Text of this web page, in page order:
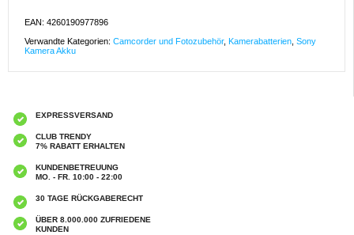
EAN: 4260190977896
Verwandte Kategorien: Camcorder und Fotozubehör, Kamerabatterien Sony
Kamera Akku
EXPRESSVERSAND
CLUB TRENDY
7% RABATT ERHALTEN
KUNDENBETREUUNG
MO. - FR. 10:00 - 22:00
30 TAGE RÜCKGABERECHT
ÜBER 8.000.000 ZUFRIEDENE
KUNDEN